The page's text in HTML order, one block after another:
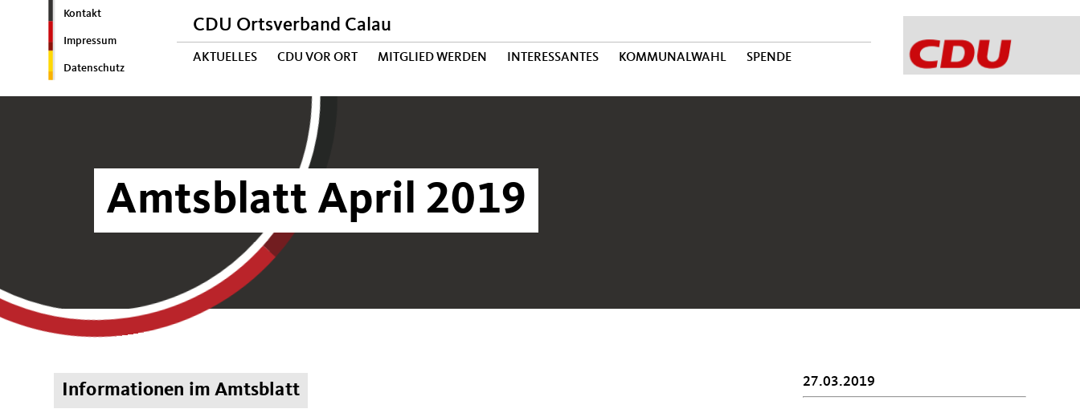
Kontakt
Impressum
Datenschutz
CDU Ortsverband Calau
AKTUELLES CDU VOR ORT MITGLIED WERDEN INTERESSANTES KOMMUNALWAHL SPENDE
Amtsblatt April 2019
Informationen im Amtsblatt 27.03.2019